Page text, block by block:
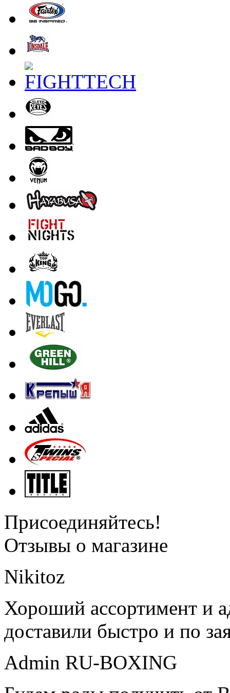
Присоединяйтесь!
Отзывы о магазине
Nikitoz
Хороший ассортимент и
доставили быстро и по
Admin RU-BOXING